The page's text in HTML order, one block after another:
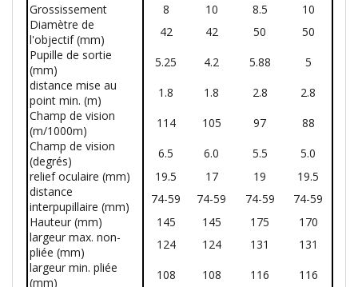
Grossissement
8 10 8.5
10
Diamètre de
l'objectif (mm)
42 42 50
50
Pupille de sortie
(mm)
5.25 4.2 5.88
5
distance mise au
point min. (m)
1.8 1.8 2.8
2.8
Champ de vision
(m/1000m)
114 105 97
88
Champ de vision
(degrés)
6.5 6.0 5.5
5.0
relief oculaire (mm)
19.5 17 19
19.5
distance
interpupillaire (mm)
74-59 74-59 74-59
74-59
Hauteur (mm)
145 145 175
170
largeur max. non-
pliée (mm)
124 124 131
131
largeur min. pliée
(mm)
108 108 116
116